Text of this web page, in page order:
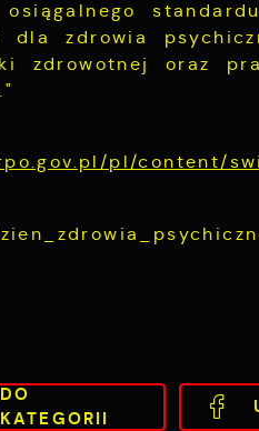
osiągalnego
dla zdrowia
zdrowotnej oraz
pl/content/
DO
KATEGORII